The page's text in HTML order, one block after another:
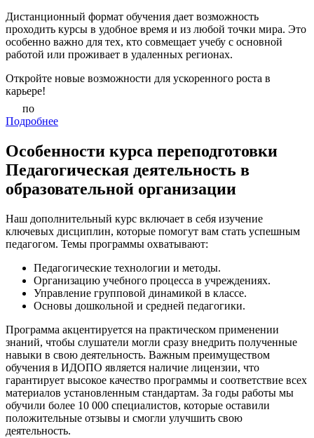
Дистанционный формат обучения дает возможность
проходить курсы в удобное время и из любой точки мира. Это
особенно важно для тех, кто совмещает учебу с основной
работой или проживает в удаленных регионах.
Откройте новые возможности для ускоренного роста в
карьере!
по
Подробнее
Особенности курса переподготовки
Педагогическая деятельность в
образовательной организации
Наш дополнительный курс включает в себя изучение
ключевых дисциплин, которые помогут вам стать успешным
педагогом. Темы программы охватывают:
Педагогические технологии и методы.
Организацию учебного процесса в учреждениях.
Управление групповой динамикой в классе.
Основы дошкольной и средней педагогики.
Программа акцентируется на практическом применении
знаний, чтобы слушатели могли сразу внедрить полученные
навыки в свою деятельность. Важным преимуществом
обучения в ИДОПО является наличие лицензии, что
гарантирует высокое качество программы и соответствие всех
материалов установленным стандартам. За годы работы мы
обучили более 10 000 специалистов, которые оставили
положительные отзывы и смогли улучшить свою
деятельность.